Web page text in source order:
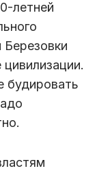
летней
Березовки
будировать